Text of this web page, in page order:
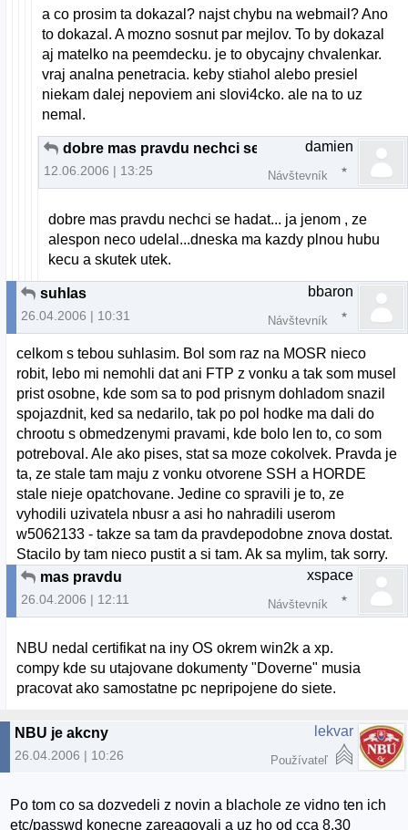
a co prosim ta dokazal? najst chybu na webmail? Ano
to dokazal. A mozno sosnut par mejlov. To by dokazal
aj matelko na peemdecku. je to obycajny chvalenkar.
vraj analna penetracia. keby stiahol alebo presiel
niekam dalej nepoviem ani slovi4cko. ale na to uz
nemal.
dobre mas pravdu nechci se
12.06.2006 | 13:25
damien
Návštevník
dobre mas pravdu nechci se hadat... ja jenom , ze
alespon neco udelal...dneska ma kazdy plnou hubu
kecu a skutek utek.
suhlas
26.04.2006 | 10:31
bbaron
Návštevník
celkom s tebou suhlasim. Bol som raz na MOSR nieco
robit, lebo mi nemohli dat ani FTP z vonku a tak som musel
prist osobne, kde som sa to pod prisnym dohladom snazil
spojazdnit, ked sa nedarilo, tak po pol hodke ma dali do
chrootu s obmedzenymi pravami, kde bolo len to, co som
potreboval. Ale ako pises, stat sa moze cokolvek. Pravda je
ta, ze stale tam maju z vonku otvorene SSH a HORDE
stale nieje opatchovane. Jedine co spravili je to, ze
vyhodili uzivatela nbusr a asi ho nahradili userom
w5062133 - takze sa tam da pravdepodobne znova dostat.
Stacilo by tam nieco pustit a si tam. Ak sa mylim, tak sorry.
mas pravdu
26.04.2006 | 12:11
xspace
Návštevník
NBU nedal certifikat na iny OS okrem win2k a xp.
compy kde su utajovane dokumenty "Doverne" musia
pracovat ako samostatne pc nepripojene do siete.
NBU je akcny
26.04.2006 | 10:26
lekvar
Používateľ
Po tom co sa dozvedeli z novin a blachole ze vidno ten ich
etc/passwd konecne zareagovali a uz ho od cca 8.30